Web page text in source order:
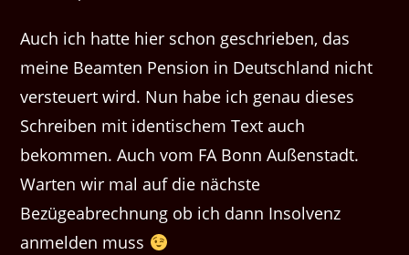
Auch ich hatte hier schon geschrieben, das
meine Beamten Pension in Deutschland nicht
versteuert wird. Nun habe ich genau dieses
Schreiben mit identischem Text auch
bekommen. Auch vom FA Bonn Außenstadt.
Warten wir mal auf die nächste
Bezügeabrechnung ob ich dann Insolvenz
anmelden muss